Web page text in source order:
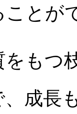
ことが
をもつ
成長